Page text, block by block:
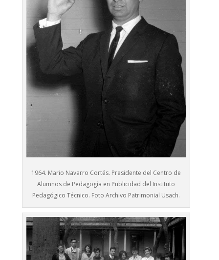
1964. Mario Navarro Cortés. Presidente del Centro de
Alumnos de Pedagogía en Publicidad del Instituto
Pedagógico Técnico. Foto Archivo Patrimonial Usach.